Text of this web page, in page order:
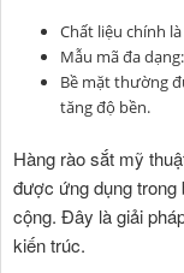
Chất liệu chính
Mẫu mã đa
Bề mặt thường
tăng độ bền.
Hàng rào sắt mỹ
được ứng dụng trong
cộng. Đây là giải
kiến trúc.